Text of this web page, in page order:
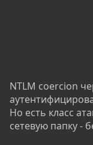
NTLM coercion
Но есть класс
сетевую папку -